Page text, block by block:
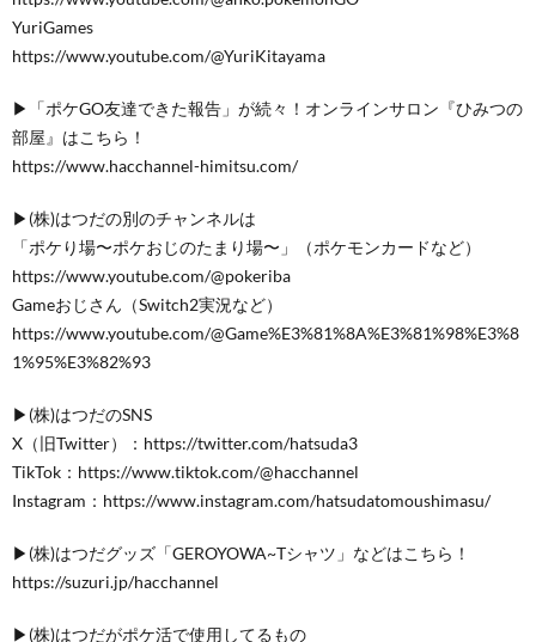
YuriGames
https://www.youtube.com/@YuriKitayama
▶︎「ポケGO友達できた報告」が続々！オンラインサロン『ひみつの
部屋』はこちら！
https://www.hacchannel-himitsu.com/
▶︎(株)はつだの別のチャンネルは
「ポケり場〜ポケおじのたまり場〜」（ポケモンカードなど）
https://www.youtube.com/@pokeriba
Gameおじさん（Switch2実況など）
https://www.youtube.com/@Game%E3%81%8A%E3%81%98%E3%8
1%95%E3%82%93
▶︎(株)はつだのSNS
X（旧Twitter）：https://twitter.com/hatsuda3
TikTok：https://www.tiktok.com/@hacchannel
Instagram：https://www.instagram.com/hatsudatomoushimasu/
▶︎(株)はつだグッズ「GEROYOWA~Tシャツ」などはこちら！
https://suzuri.jp/hacchannel
▶︎(株)はつだがポケ活で使用してるもの